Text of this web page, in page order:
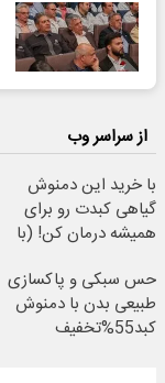
از سراسر وب
با خرید این دمنوش
گیاهی کبدت رو برای
همیشه درمان کن! (با
حس سبکی و پاکسازی
طبیعی بدن با دمنوش
کبد55%تخفیف